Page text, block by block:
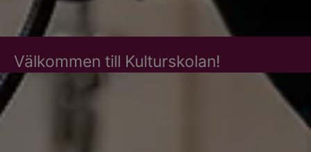
Välkommen till Kulturskolan!